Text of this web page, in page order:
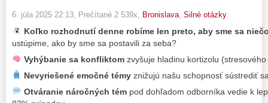
6. júla 2025 22:13 , Prečítané 2 539x, Bronislava Silné otázky
Koľko rozhodnutí denne robíme len preto, aby sme sa
ustúpime, ako by sme sa postavili za seba?
Vyhýbanie sa konfliktom zvyšuje hladinu kortizolu
Nevyriešené emočné témy znižujú našu schopnosť sústrediť
Otváranie náročných tém pod dohľadom odborníka vedie k